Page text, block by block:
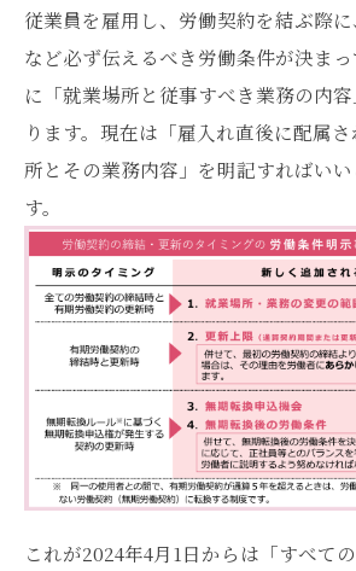
従業員を雇用し、労働契約を結ぶ際
など必ず伝えるべき労働条件が決ま
に「就業場所と従事すべき業務の内
ります。現在は「雇入れ直後に配属
所とその業務内容」を明記すればい
す。
これが2024年4月1日からは「すべて